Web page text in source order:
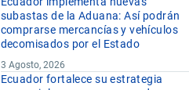
subastas de la Aduana: Así podrán
comprarse mercancías y vehículos
decomisados por el Estado
3 Agosto, 2026
Ecuador fortalece su estrategia